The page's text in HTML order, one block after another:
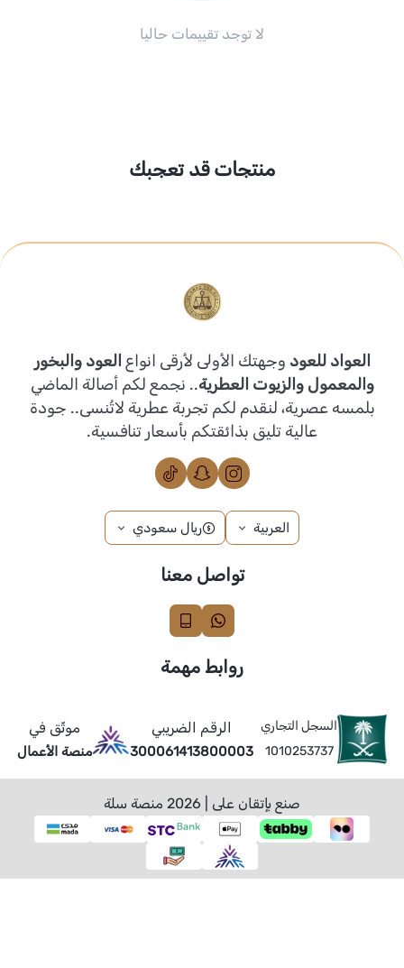
لا توجد تقييمات حاليا
منتجات قد تعجبك
العواد للعود وجهتك الأولى لأرقى انواع العود والبخور
والمعمول والزيوت العطرية.. نجمع لكم أصالة الماضي
بلمسه عصرية، لنقدم لكم تجربة عطرية لاتُنسى.. جودة
عالية تليق بذائقتكم بأسعار تنافسية.
العربية ريال سعودي
تواصل معنا
روابط مهمة
السجل التجاري
1010253737
الرقم الضريبي
300061413800003
موثّق في
منصة الأعمال
صنع بإتقان على | 2026 منصة سلة